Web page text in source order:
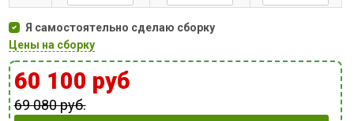
Я самостоятельно сделаю сборку
Цены на сборку
60 100 руб
69 080 руб.